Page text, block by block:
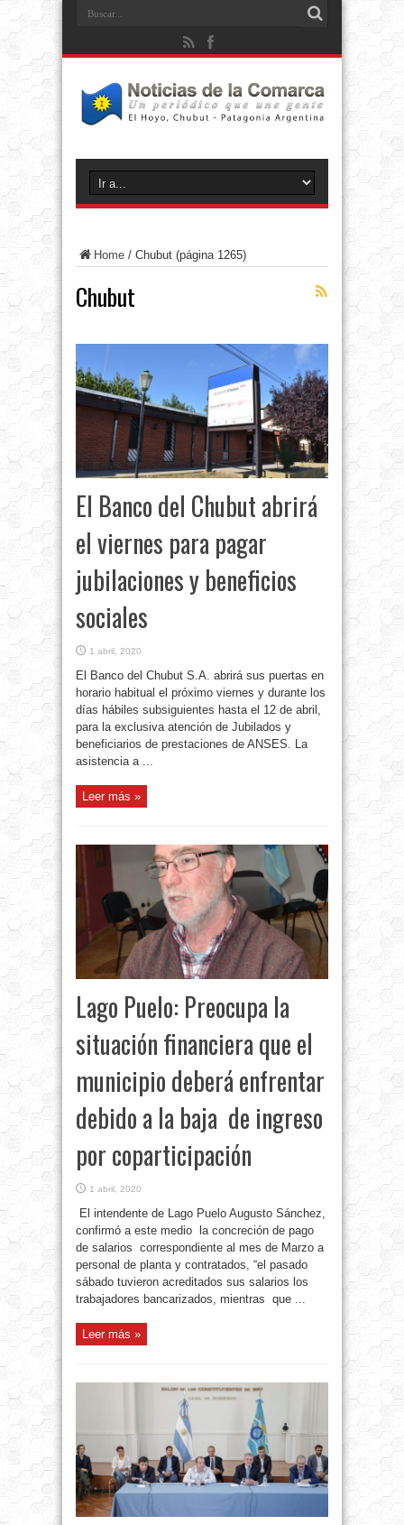
Home / Chubut (página 1265)
Chubut
El Banco del Chubut abrirá
el viernes para pagar
jubilaciones y beneficios
sociales
1 abril, 2020
El Banco del Chubut S.A. abrirá sus puertas en
horario habitual el próximo viernes y durante los
días hábiles subsiguientes hasta el 12 de abril,
para la exclusiva atención de Jubilados y
beneficiarios de prestaciones de ANSES. La
asistencia a ...
Leer más »
Lago Puelo: Preocupa la
situación financiera que el
municipio deberá enfrentar
debido a la baja de ingreso
por coparticipación
1 abril, 2020
El intendente de Lago Puelo Augusto Sánchez,
confirmó a este medio la concreción de pago
de salarios correspondiente al mes de Marzo a
personal de planta y contratados, “el pasado
sábado tuvieron acreditados sus salarios los
trabajadores bancarizados, mientras que ...
Leer más »